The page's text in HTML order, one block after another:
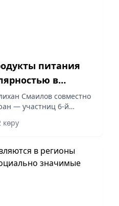
питания
в
Смаилов совместно
— участниц 6-й
с
көру